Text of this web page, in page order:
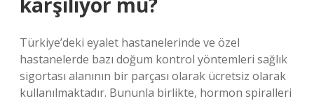
Türkiye’deki eyalet hastanelerinde ve özel
hastanelerde bazı doğum kontrol yöntemleri sağlık
sigortası alanının bir parçası olarak ücretsiz olarak
kullanılmaktadır. Bununla birlikte, hormon spiralleri